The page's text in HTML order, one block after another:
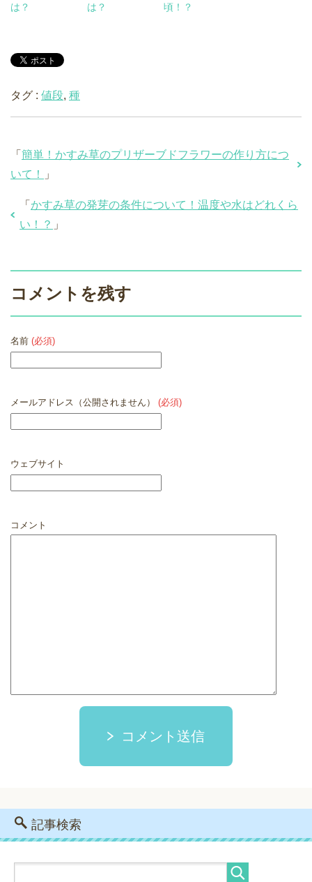
は？
は？
頃！？
タグ : 値段, 種
「 簡単！かすみ草のプリザーブドフラワーの作り方につ
いて！
」
「 かすみ草の発芽の条件について！温度や水はどれくら
い！？ 」
コメントを残す
名前 (必須)
メールアドレス（公開されません） (必須)
ウェブサイト
コメント
コメント送信
記事検索